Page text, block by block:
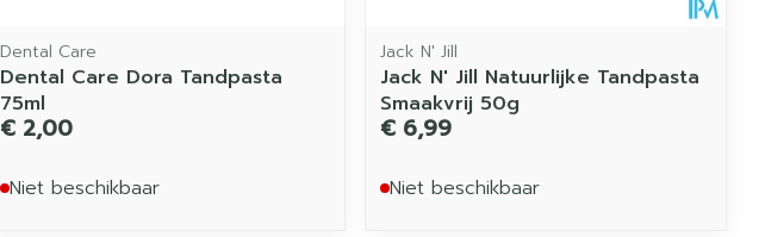
Dental Care
Dental Care Dora Tandpasta
75ml
€ 2,00
Niet beschikbaar
Jack N' Jill
Jack N' Jill Natuurlijke Tandpasta
Smaakvrij 50g
€ 6,99
Niet beschikbaar